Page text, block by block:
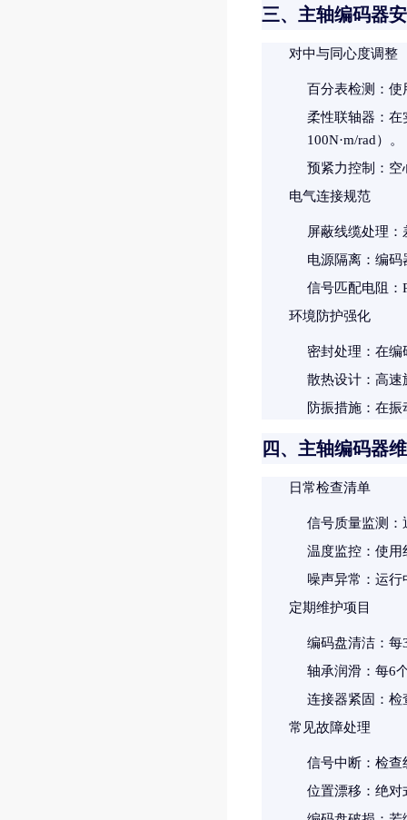
三、主轴编码器
对中与同心度调整
百分表检测 ：
柔性联轴器 ：
100N·m/rad）。
预紧力控制
：
电气连接规范
屏蔽线缆处理
电源隔离 ：编
信号匹配电阻
环境防护强化
密封处理 ：在
散热设计 ：高
防振措施 ：在
四、主轴编码器
日常检查清单
信号质量监测
温度监控 ：使
噪声异常 ：运
定期维护项目
编码盘清洁 ：
轴承润滑 ：每6
连接器紧固 ：
常见故障处理
信号中断 ：检
位置漂移 ：绝